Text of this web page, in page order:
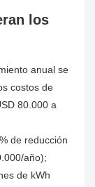
los
anual se
costos de
80.000 a
de reducción
año);
de kWh